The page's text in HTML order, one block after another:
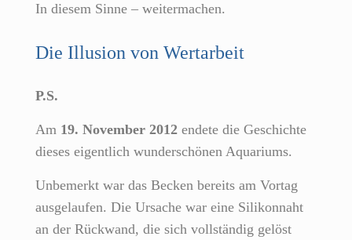
In diesem Sinne – weitermachen.
Die Illusion von Wertarbeit
P.S.
Am 19. November 2012 endete die Geschichte
dieses eigentlich wunderschönen Aquariums.
Unbemerkt war das Becken bereits am Vortag
ausgelaufen. Die Ursache war eine Silikonnaht
an der Rückwand, die sich vollständig gelöst